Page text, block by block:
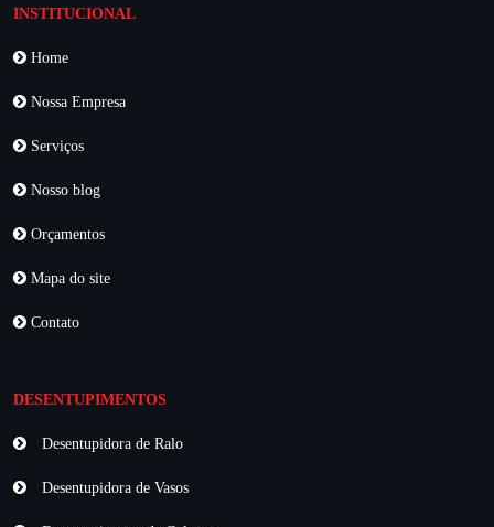
INSTITUCIONAL
Home
Nossa Empresa
Serviços
Nosso blog
Orçamentos
Mapa do site
Contato
DESENTUPIMENTOS
Desentupidora de Ralo
Desentupidora de Vasos